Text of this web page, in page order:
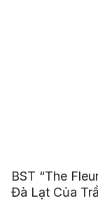
BST “The
Đà Lạt Của